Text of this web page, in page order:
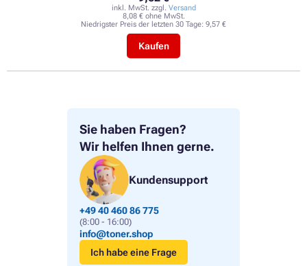
Sie haben Fragen?
Wir helfen Ihnen gerne.
Kundensupport
+49 40 460 86 775
(8:00 - 16:00)
info@toner.shop
Ich habe eine Frage
inkl. MwSt. zzgl. Versand
8,08 € ohne MwSt.
Niedrigster Preis der letzten 30 Tage: 9,57 €
Kaufen